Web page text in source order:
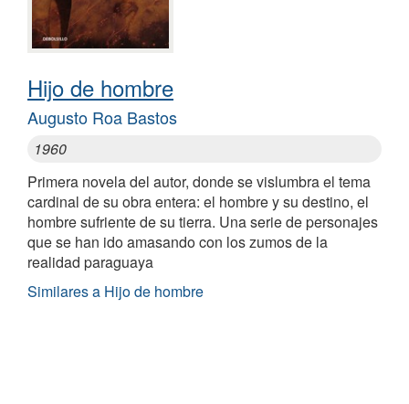
Hijo de hombre
Augusto Roa Bastos
1960
Primera novela del autor, donde se vislumbra el tema
cardinal de su obra entera: el hombre y su destino, el
hombre sufriente de su tierra. Una serie de personajes
que se han ido amasando con los zumos de la
realidad paraguaya
Similares a Hijo de hombre